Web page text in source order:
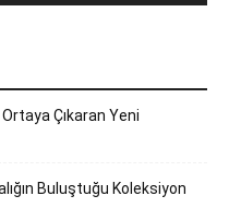
Çıkaran Yeni
Buluştuğu Koleksiyon